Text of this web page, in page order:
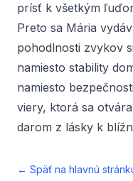
prísť k všetkým
Preto sa Mária
pohodlnosti zvykov
namiesto stability
namiesto
viery, ktorá sa
darom z lásky k
← Späť na hlavnú